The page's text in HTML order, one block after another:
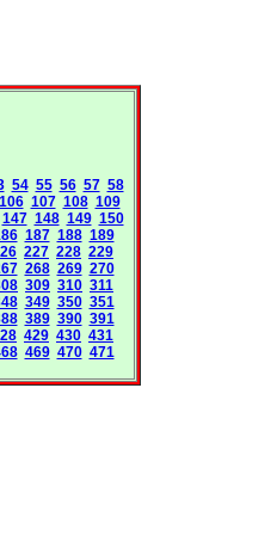
54 55 56 57 58
106 107 108 109
147 148 149 150
187 188 189
227 228 229
268 269 270
309 310 311
349 350 351
389 390 391
429 430 431
469 470 471